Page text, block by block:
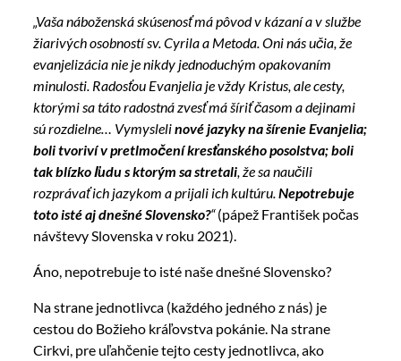
„Vaša náboženská skúsenosť má pôvod v kázaní a v službe
žiarivých osobností sv. Cyrila a Metoda. Oni nás učia, že
evanjelizácia nie je nikdy jednoduchým opakovaním
minulosti. Radosťou Evanjelia je vždy Kristus, ale cesty,
ktorými sa táto radostná zvesť má šíriť časom a dejinami
sú rozdielne… Vymyslelinové jazyky na šírenie Evanjelia;
boli tvoriví v pretlmočení kresťanského posolstva; boli
tak blízko ľudu s ktorým sa stretali , že sa naučili
rozprávať ich jazykom a prijali ich kultúru.Nepotrebuje
toto isté aj dnešné Slovensko?“(pápež František počas
návštevy Slovenska v roku 2021).
Áno, nepotrebuje to isté naše dnešné Slovensko?
Na strane jednotlivca (každého jedného z nás) je
cestou do Božieho kráľovstva pokánie. Na strane
Cirkvi, pre uľahčenie tejto cesty jednotlivca, ako